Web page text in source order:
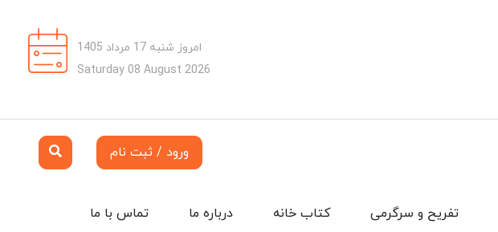
امروز شنبه 17 مرداد 1405
Saturday 08 August 2026
ورود / ثبت نام
تماس با ما درباره ما کتاب خانه تفریح و سرگرمی